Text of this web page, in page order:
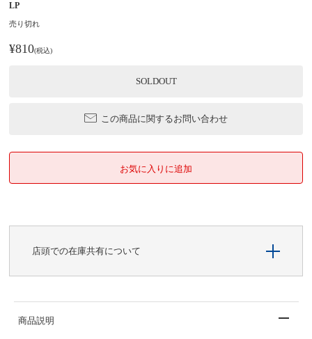
LP
売り切れ
¥810(税込)
SOLDOUT
この商品に関するお問い合わせ
店頭での在庫共有について
商品説明